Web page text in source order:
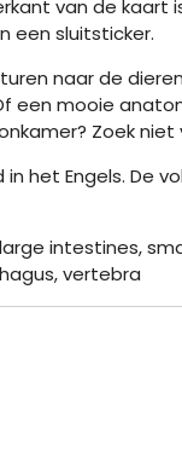
van de kaart
een sluitsticker.
naar de
een mooie
Zoek niet
het Engels. De
intestines,
vertebra